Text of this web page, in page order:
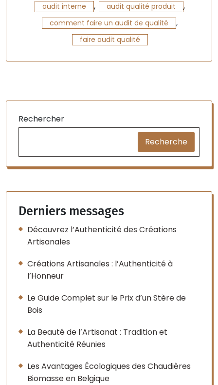
audit interne , audit qualité produit ,
comment faire un audit de qualité ,
faire audit qualité
Rechercher
Recherche
Derniers messages
Découvrez l’Authenticité des Créations
Artisanales
Créations Artisanales : l’Authenticité à
l’Honneur
Le Guide Complet sur le Prix d’un Stère de
Bois
La Beauté de l’Artisanat : Tradition et
Authenticité Réunies
Les Avantages Écologiques des Chaudières
Biomasse en Belgique